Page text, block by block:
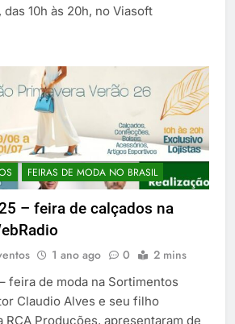
10h às 20h, no Viasoft
FEIRAS DE MODA NO BRASIL
– feira de calçados na
1 ano ago 0 2 mins
feira de moda na Sortimentos
Claudio Alves e seu filho
RCA Produções, apresentaram de